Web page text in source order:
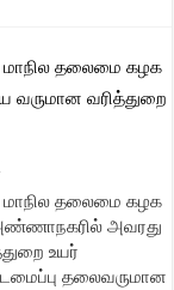
தலைமை கழக
வருமான வரித்துறை
தலைமை கழக
அவரது
உயர்
தலைவருமான